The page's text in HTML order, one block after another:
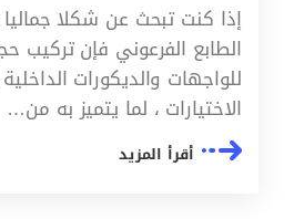
إذا كنت تبحث عن شكلا
الطابع الفرعوني فإن
للواجهات والديكورات
الاختيارات ، لما يتميز به من…
أقرأ المزيد